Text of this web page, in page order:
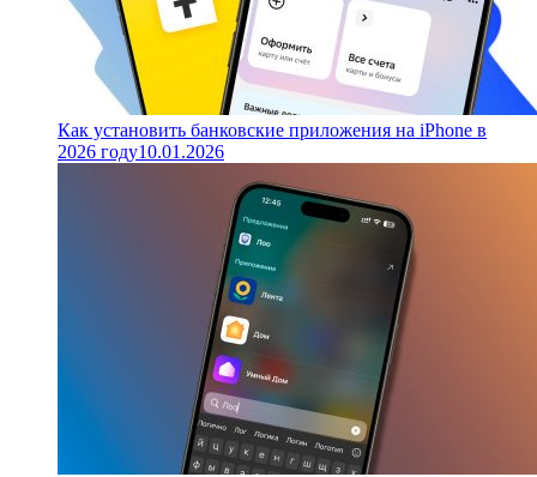
Как установить банковские приложения на iPhone в
2026 году10.01.2026